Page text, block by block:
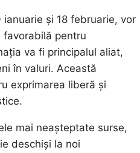
și 18 februarie, vor
pentru
va fi principalul aliat,
în valuri. Această
exprimarea liberă și
mai neașteptate surse,
deschiși la noi